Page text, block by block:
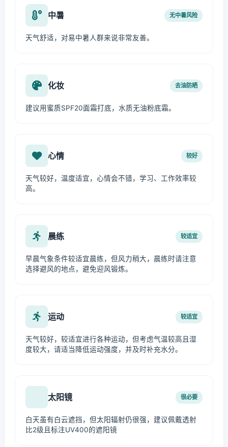
中暑 无中暑风险
天气舒适，对易中暑人群来说非常友善。
化妆 去油防晒
建议用蜜质SPF20面霜打底，水质无油粉底霜。
心情 较好
天气较好，温度适宜，心情会不错，学习、工作效率较
高。
晨练 较适宜
早晨气象条件较适宜晨练，但风力稍大，晨练时请注意
选择避风的地点，避免迎风锻炼。
运动 较适宜
天气较好，较适宜进行各种运动，但考虑气温较高且湿
度较大，请适当降低运动强度，并及时补充水分。
太阳镜 很必要
白天虽有白云遮挡，但太阳辐射仍很强，建议佩戴透射
比2级且标注UV400的遮阳镜